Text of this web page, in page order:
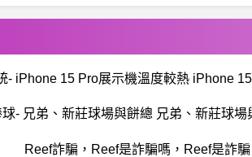
- iPhone 15 Pro展示機溫度較熱 iPhone
球- 兄弟、新莊球場與餅總 兄弟、新莊球場
Reef詐騙，Reef是詐騙嗎，Reef是詐騙